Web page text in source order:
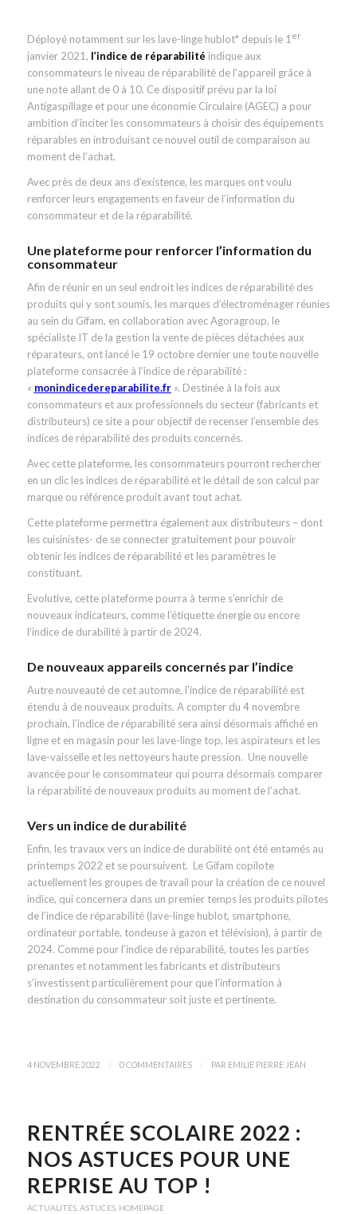
Déployé notamment sur les lave-linge hublot* depuis le 1 er
janvier 2021, l’indice de réparabilité indique aux
consommateurs le niveau de réparabilité de l’appareil grâce à
une note allant de 0 à 10. Ce dispositif prévu par la loi
Antigaspillage et pour une économie Circulaire (AGEC) a pour
ambition d’inciter les consommateurs à choisir des équipements
réparables en introduisant ce nouvel outil de comparaison au
moment de l’achat.
Avec près de deux ans d’existence, les marques ont voulu
renforcer leurs engagements en faveur de l’information du
consommateur et de la réparabilité.
Une plateforme pour renforcer l’information du
consommateur
Afin de réunir en un seul endroit les indices de réparabilité des
produits qui y sont soumis, les marques d’électroménager réunies
au sein du Gifam, en collaboration avec Agoragroup, le
spécialiste IT de la gestion la vente de pièces détachées aux
réparateurs, ont lancé le 19 octobre dernier une toute nouvelle
plateforme consacrée à l’indice de réparabilité :
« monindicedereparabilite.fr ». Destinée à la fois aux
consommateurs et aux professionnels du secteur (fabricants et
distributeurs) ce site a pour objectif de recenser l’ensemble des
indices de réparabilité des produits concernés.
Avec cette plateforme, les consommateurs pourront rechercher
en un clic les indices de réparabilité et le détail de son calcul par
marque ou référence produit avant tout achat.
Cette plateforme permettra également aux distributeurs – dont
les cuisinistes- de se connecter gratuitement pour pouvoir
obtenir les indices de réparabilité et les paramètres le
constituant.
Evolutive, cette plateforme pourra à terme s’enrichir de
nouveaux indicateurs, comme l’étiquette énergie ou encore
l’indice de durabilité à partir de 2024.
De nouveaux appareils concernés par l’indice
Autre nouveauté de cet automne, l’indice de réparabilité est
étendu à de nouveaux produits. A compter du 4 novembre
prochain, l’indice de réparabilité sera ainsi désormais affiché en
ligne et en magasin pour les lave-linge top, les aspirateurs et les
lave-vaisselle et les nettoyeurs haute pression. Une nouvelle
avancée pour le consommateur qui pourra désormais comparer
la réparabilité de nouveaux produits au moment de l’achat.
Vers un indice de durabilité
Enfin, les travaux vers un indice de durabilité ont été entamés au
printemps 2022 et se poursuivent. Le Gifam copilote
actuellement les groupes de travail pour la création de ce nouvel
indice, qui concernera dans un premier temps les produits pilotes
de l’indice de réparabilité (lave-linge hublot, smartphone,
ordinateur portable, tondeuse à gazon et télévision), à partir de
2024. Comme pour l’indice de réparabilité, toutes les parties
prenantes et notamment les fabricants et distributeurs
s’investissent particulièrement pour que l’information à
destination du consommateur soit juste et pertinente.
4 NOVEMBRE 2022 0 COMMENTAIRES PAR EMILIE PIERRE JEAN
RENTRÉE SCOLAIRE 2022 :
NOS ASTUCES POUR UNE
REPRISE AU TOP !
ACTUALITÉS, ASTUCES, HOMEPAGE